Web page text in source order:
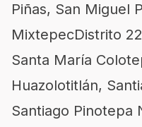
Piñas, San Miguel
MixtepecDistrito
Santa María
Huazolotitlán,
Santiago Pinotepa